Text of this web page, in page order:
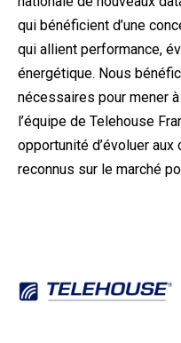
qui bénéficient d’une
qui allient performance,
énergétique. Nous
nécessaires pour mener
l’équipe de Telehouse
opportunité d’évoluer
reconnus sur le marché